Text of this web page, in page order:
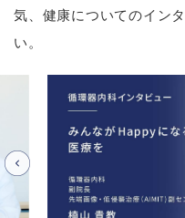
気、健康についてのイン
い。